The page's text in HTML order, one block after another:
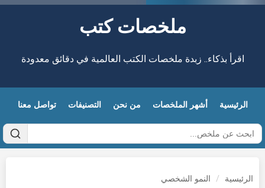
ملخصات كتب
اقرأ بذكاء.. زبدة ملخصات الكتب العالمية في دقائق معدودة
الرئيسية أشهر الملخصات من نحن التصنيفات تواصل معنا
الرئيسية / النمو الشخصي